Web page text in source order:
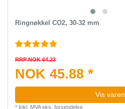
Ringnøkkel CO2, 30-32 mm
RRP NOK 64.23
NOK 45.88 *
Vis varen
* Inkl. MVAeks. forsendelse